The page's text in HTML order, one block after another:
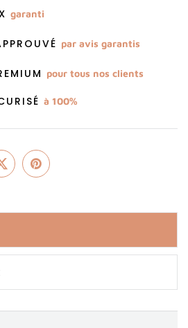
garanti
par avis garantis
pour tous nos clients
à 100%